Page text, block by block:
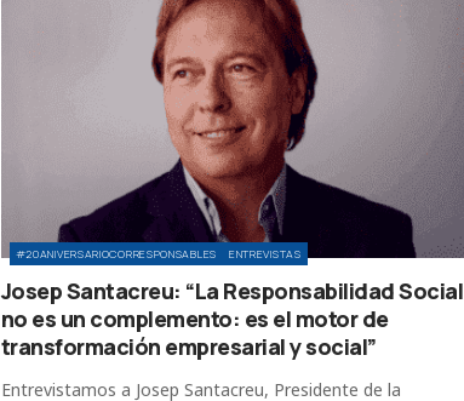
#20ANIVERSARIOCORRESPONSABLES ENTREVISTAS
Josep Santacreu: “La Responsabilidad Social
no es un complemento: es el motor de
transformación empresarial y social”
Entrevistamos a Josep Santacreu, Presidente de la